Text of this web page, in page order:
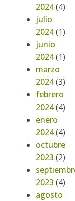
2024(4)
julio
2024(1)
junio
2024(1)
marzo
2024(3)
febrero
2024(4)
enero
2024(4)
octubre
2023 (2)
2023 (4)
agosto